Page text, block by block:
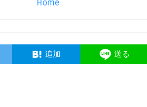
Home
追加 送る